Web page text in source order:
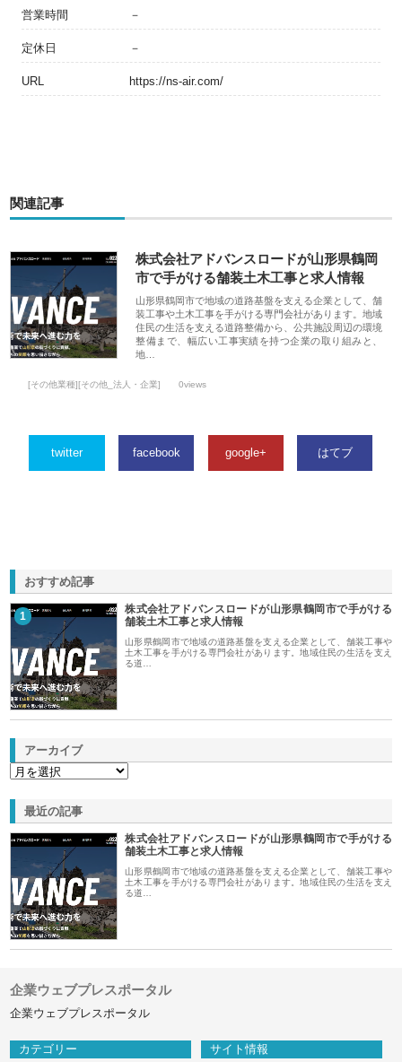
営業時間 －
定休日 －
URL https://ns-air.com/
関連記事
株式会社アドバンスロードが山形県鶴岡
市で手がける舗装土木工事と求人情報
山形県鶴岡市で地域の道路基盤を支える企業として、舗
装工事や土木工事を手がける専門会社があります。地域
住民の生活を支える道路整備から、公共施設周辺の環境
整備まで、幅広い工事実績を持つ企業の取り組みと、
地…
[その他業種][その他_法人・企業] 0views
twitter facebook google+ はてブ
おすすめ記事
1
株式会社アドバンスロードが山形県鶴岡市で手がける
舗装土木工事と求人情報
山形県鶴岡市で地域の道路基盤を支える企業として、舗装工事や
土木工事を手がける専門会社があります。地域住民の生活を支え
る道…
アーカイブ
最近の記事
株式会社アドバンスロードが山形県鶴岡市で手がける
舗装土木工事と求人情報
山形県鶴岡市で地域の道路基盤を支える企業として、舗装工事や
土木工事を手がける専門会社があります。地域住民の生活を支え
る道…
企業ウェブプレスポータル
企業ウェブプレスポータル
カテゴリー サイト情報